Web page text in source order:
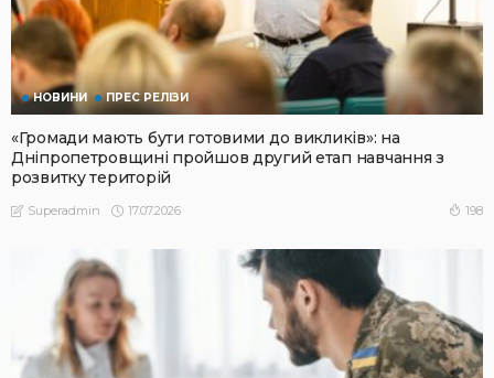
НОВИНИ ПРЕС РЕЛІЗИ
«Громади мають бути готовими до викликів»: на
Дніпропетровщині пройшов другий етап навчання з
розвитку територій
Superadmin 17.07.2026 198